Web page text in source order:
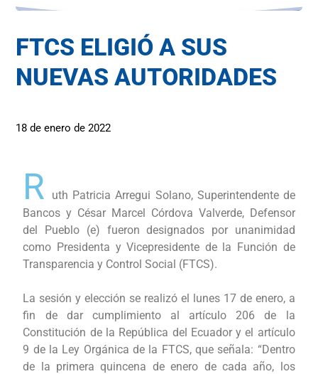
FTCS ELIGIÓ A SUS
NUEVAS AUTORIDADES
18 de enero de 2022
R
uth Patricia Arregui Solano, Superintendente de
Bancos y César Marcel Córdova Valverde, Defensor
del Pueblo (e) fueron designados por unanimidad
como Presidenta y Vicepresidente de la Función de
Transparencia y Control Social (FTCS).
La sesión y elección se realizó el lunes 17 de enero, a
fin de dar cumplimiento al artículo 206 de la
Constitución de la República del Ecuador y el artículo
9 de la Ley Orgánica de la FTCS, que señala: “Dentro
de la primera quincena de enero de cada año, los